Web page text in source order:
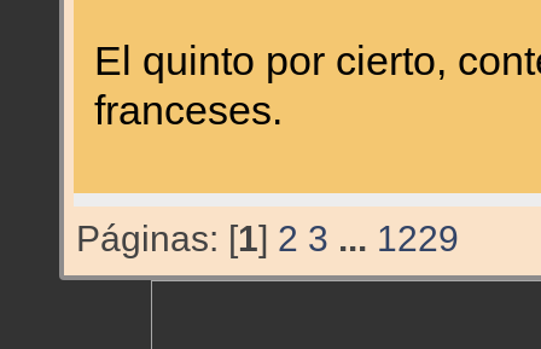
El quinto por cierto,
franceses.
Páginas: [1] 2 3 ... 1229